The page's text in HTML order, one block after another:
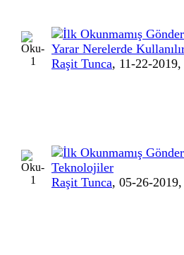
Yarar Nerelerde
Raşit Tunca, 11-22-
Teknolojiler
Raşit Tunca, 05-26-